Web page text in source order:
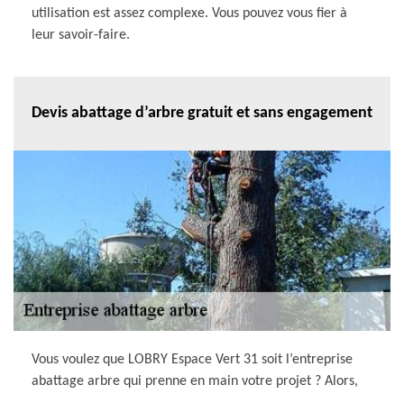
utilisation est assez complexe. Vous pouvez vous fier à
leur savoir-faire.
Devis abattage d’arbre gratuit et sans engagement
Vous voulez que LOBRY Espace Vert 31 soit l’entreprise
abattage arbre qui prenne en main votre projet ? Alors,